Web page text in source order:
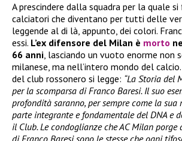
A prescindere dalla squadra per la quale
calciatori che diventano per tutti delle
leggende al di là, appunto, dei colori.
essi. L’ex difensore del Milan è morto
66 anni, lasciando un vuoto enorme non
milanese, ma nell’intero mondo del
del club rossonero si legge: “La Storia del
per la scomparsa di Franco Baresi. Il suo
profondità saranno, per sempre come la sua
parte integrante e fondamentale del DNA e
il Club. Le condoglianze che AC Milan